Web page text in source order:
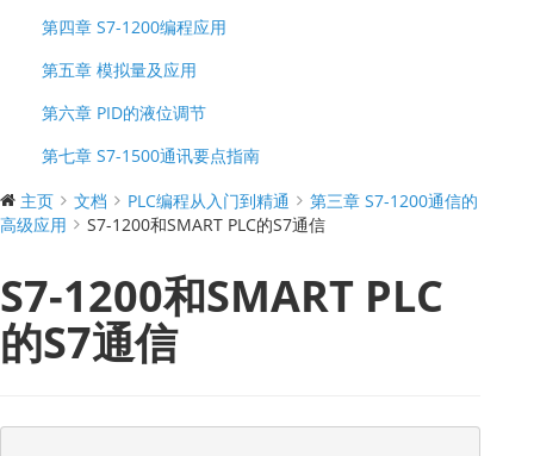
第四章 S7-1200编程应用
第五章 模拟量及应用
第六章 PID的液位调节
第七章 S7-1500通讯要点指南
主页
文档 PLC编程从入门到精通
第三章 S7-1200通信的
高级应用
S7-1200和SMART PLC的S7通信
S7-1200和SMART PLC
的S7通信